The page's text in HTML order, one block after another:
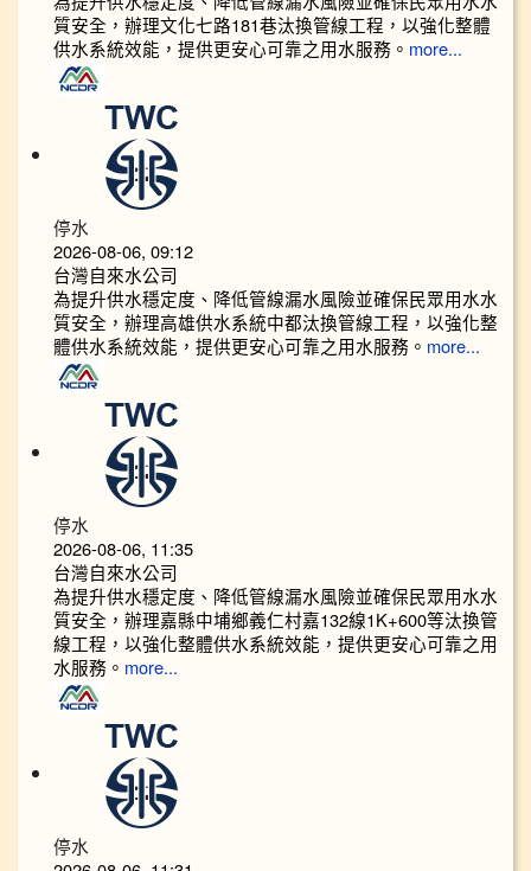
質安全，辦理文化七路181巷汰換管線工程，以強化整體
供水系統效能，提供更安心可靠之用水服務。 more...
停水
2026-08-06, 09:12
台灣自來水公司
為提升供水穩定度、降低管線漏水風險並確保民眾用水水
質安全，辦理高雄供水系統中都汰換管線工程，以強化整
體供水系統效能，提供更安心可靠之用水服務。 more...
停水
2026-08-06, 11:35
台灣自來水公司
為提升供水穩定度、降低管線漏水風險並確保民眾用水水
質安全，辦理嘉縣中埔鄉義仁村嘉132線1K+600等汰換管
線工程，以強化整體供水系統效能，提供更安心可靠之用
水服務。 more...
停水